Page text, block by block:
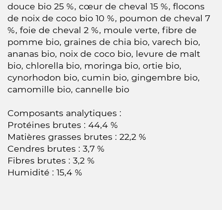
douce bio 25 %, cœur de cheval 15 %, flocons
de noix de coco bio 10 %, poumon de cheval 7
%, foie de cheval 2 %, moule verte, fibre de
pomme bio, graines de chia bio, varech bio,
ananas bio, noix de coco bio, levure de malt
bio, chlorella bio, moringa bio, ortie bio,
cynorhodon bio, cumin bio, gingembre bio,
camomille bio, cannelle bio
Composants analytiques :
Protéines brutes : 44,4 %
Matières grasses brutes : 22,2 %
Cendres brutes : 3,7 %
Fibres brutes : 3,2 %
Humidité : 15,4 %